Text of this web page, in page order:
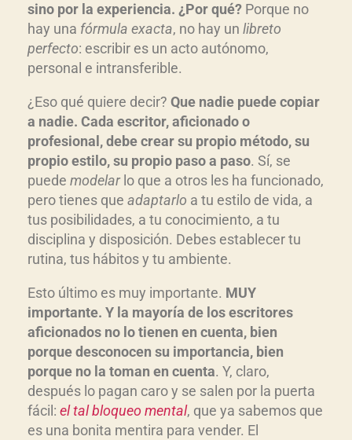
sino por la experiencia. ¿Por qué? Porque no
hay una fórmula exacta, no hay un libreto
perfecto: escribir es un acto autónomo,
personal e intransferible.
¿Eso qué quiere decir? Que nadie puede copiar
a nadie. Cada escritor, aficionado o
profesional, debe crear su propio método, su
propio estilo, su propio paso a paso. Sí, se
puede modelarlo que a otros les ha funcionado,
pero tienes que adaptarlo a tu estilo de vida, a
tus posibilidades, a tu conocimiento, a tu
disciplina y disposición. Debes establecer tu
rutina, tus hábitos y tu ambiente.
Esto último es muy importante. MUY
importante. Y la mayoría de los escritores
aficionados no lo tienen en cuenta, bien
porque desconocen su importancia, bien
porque no la toman en cuenta. Y, claro,
después lo pagan caro y se salen por la puerta
fácil: el tal bloqueo mental, que ya sabemos que
es una bonita mentira para vender. El